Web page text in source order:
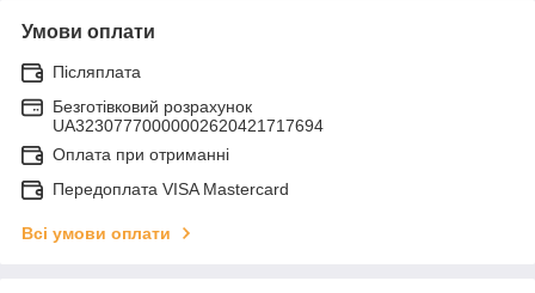
Умови оплати
Післяплата
Безготівковий розрахунок
UA32307770000002620421717694
Оплата при отриманні
Передоплата VISA Mastercard
Всі умови оплати